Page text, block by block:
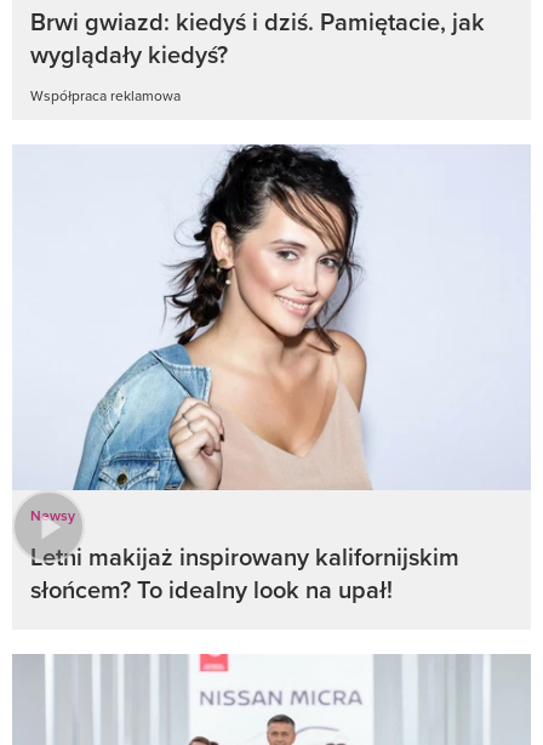
Brwi gwiazd: kiedyś i dziś. Pamiętacie, jak
wyglądały kiedyś?
Współpraca reklamowa
Newsy
Letni makijaż inspirowany kalifornijskim
słońcem? To idealny look na upał!